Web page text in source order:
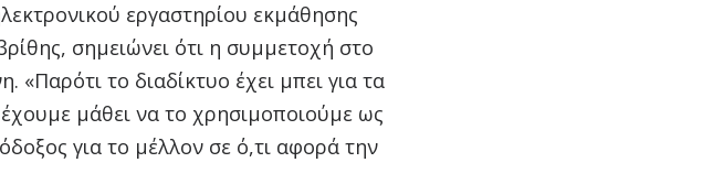
εργαστηρίου εκμάθησης
σημειώνει ότι η συμμετοχή στο
«Παρότι το διαδίκτυο έχει μπει για τα
μάθει να το χρησιμοποιούμε ως
για το μέλλον σε ό,τι αφορά την